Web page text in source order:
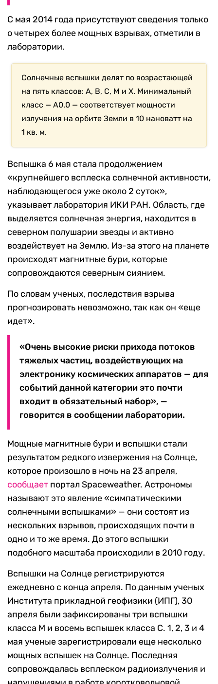
С мая 2014 года присутствуют сведения только
о четырех более мощных взрывах, отметили в
лаборатории.
Солнечные вспышки делят по возрастающей
на пять классов: A, B, C, M и X. Минимальный
класс — A0.0 — соответствует мощности
излучения на орбите Земли в 10 нановатт на
1 кв. м.
Вспышка 6 мая стала продолжением
«крупнейшего всплеска солнечной активности,
наблюдающегося уже около 2 суток»,
указывает лаборатория ИКИ РАН. Область, где
выделяется солнечная энергия, находится в
северном полушарии звезды и активно
воздействует на Землю. Из-за этого на планете
происходят магнитные бури, которые
сопровождаются северным сиянием.
По словам ученых, последствия взрыва
прогнозировать невозможно, так как он «еще
идет».
«Очень высокие риски прихода потоков
тяжелых частиц, воздействующих на
электронику космических аппаратов — для
событий данной категории это почти
входит в обязательный набор», —
говорится в сообщении лаборатории.
Мощные магнитные бури и вспышки стали
результатом редкого извержения на Солнце,
которое произошло в ночь на 23 апреля,
сообщает портал Spaceweather. Астрономы
называют это явление «симпатическими
солнечными вспышками» — они состоят из
нескольких взрывов, происходящих почти в
одно и то же время. До этого вспышки
подобного масштаба происходили в 2010 году.
Вспышки на Солнце регистрируются
ежедневно с конца апреля. По данным ученых
Института прикладной геофизики (ИПГ), 30
апреля были зафиксированы три вспышки
класса М и восемь вспышек класса С. 1, 2, 3 и 4
мая ученые зарегистрировали еще несколько
мощных вспышек на Солнце. Последняя
сопровождалась всплеском радиоизлучения и